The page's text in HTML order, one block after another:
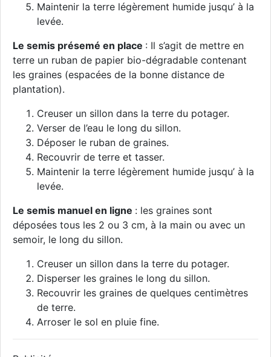
Maintenir la terre légèrement humide jusqu’ à la
levée.
Le semis présemé en place : Il s’agit de mettre en
terre un ruban de papier bio-dégradable contenant
les graines (espacées de la bonne distance de
plantation).
Creuser un sillon dans la terre du potager.
Verser de l’eau le long du sillon.
Déposer le ruban de graines.
Recouvrir de terre et tasser.
Maintenir la terre légèrement humide jusqu’ à la
levée.
Le semis manuel en ligne : les graines sont
déposées tous les 2 ou 3 cm, à la main ou avec un
semoir, le long du sillon.
Creuser un sillon dans la terre du potager.
Disperser les graines le long du sillon.
Recouvrir les graines de quelques centimètres
de terre.
Arroser le sol en pluie fine.